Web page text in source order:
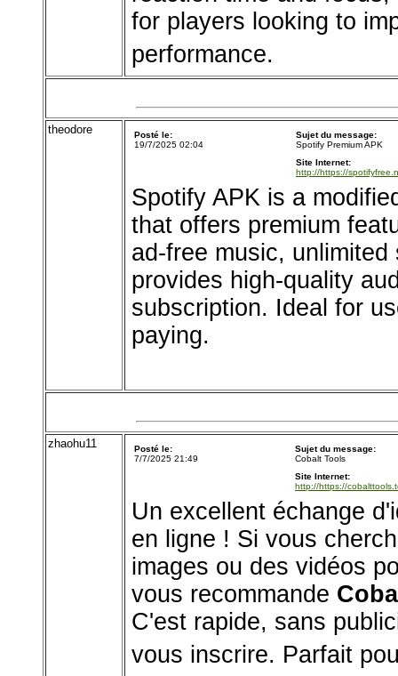
for players looking to
performance.
theodore
Posté le:
19/7/2025 02:04
Sujet du message:
Spotify Premium APK
Site Internet:
http://https://
Spotify APK is a
that offers premium
ad-free music,
provides high-quality
subscription. Ideal for
paying.
zhaohu11
Posté le:
7/7/2025 21:49
Sujet du message:
Cobalt Tools
Site Internet:
http://https://
Un excellent échange
en ligne ! Si vous
images ou des vidéos
vous recommande
C'est rapide, sans
vous inscrire. Parfait